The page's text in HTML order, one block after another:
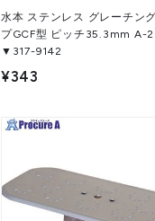
水本 ステンレス グレーチン
プGCF型 ピッチ35.3mm A-
▼317-9142
¥343